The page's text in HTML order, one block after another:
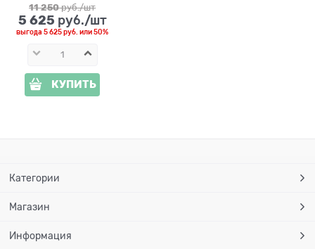
ширина 90 см
11 250 руб./шт
5 625 руб./шт
выгода5 625 руб. или50%
КУПИТЬ
Категории
Магазин
Информация